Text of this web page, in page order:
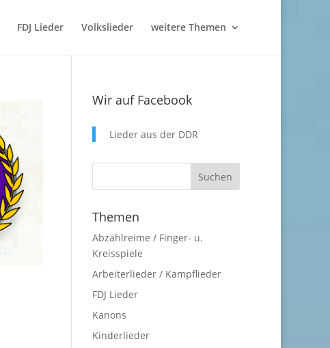
FDJ Lieder Volkslieder weitere Themen
Wir auf Facebook
Lieder aus der DDR
Themen
Abzählreime / Finger- u.
Kreisspiele
Arbeiterlieder / Kampflieder
FDJ Lieder
Kanons
Kinderlieder